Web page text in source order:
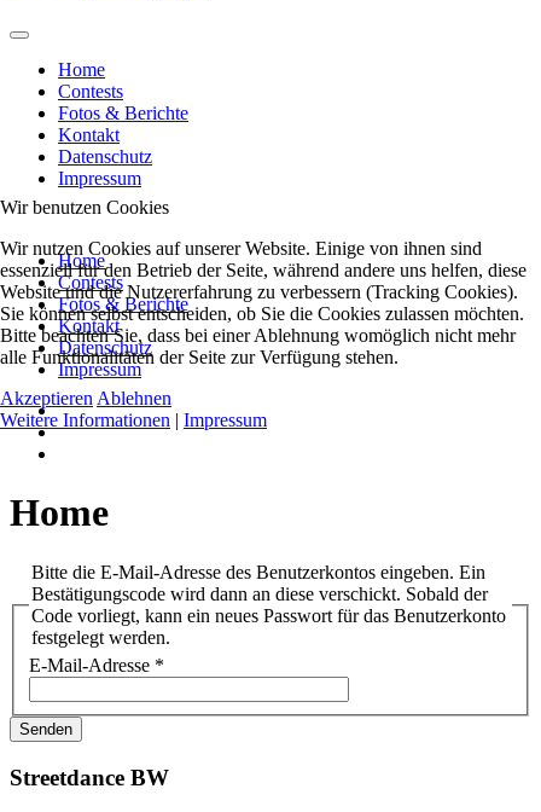
Home
Contests
Fotos & Berichte
Kontakt
Datenschutz
Impressum
Home
Contests
Fotos & Berichte
Kontakt
Datenschutz
Impressum
Home
Bitte die E-Mail-Adresse des Benutzerkontos eingeben. Ein
Bestätigungscode wird dann an diese verschickt. Sobald der
Code vorliegt, kann ein neues Passwort für das Benutzerkonto
festgelegt werden.
E-Mail-Adresse *
Senden
Streetdance BW
Wir benutzen Cookies
Wir nutzen Cookies auf unserer Website. Einige von ihnen sind
essenziell für den Betrieb der Seite, während andere uns helfen, diese
Website und die Nutzererfahrung zu verbessern (Tracking Cookies).
Sie können selbst entscheiden, ob Sie die Cookies zulassen möchten.
Bitte beachten Sie, dass bei einer Ablehnung womöglich nicht mehr
alle Funktionalitäten der Seite zur Verfügung stehen.
Akzeptieren Ablehnen
Weitere Informationen | Impressum